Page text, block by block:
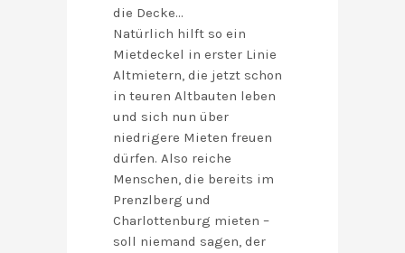
die Decke…
Natürlich hilft so ein
Mietdeckel in erster Linie
Altmietern, die jetzt schon
in teuren Altbauten leben
und sich nun über
niedrigere Mieten freuen
dürfen. Also reiche
Menschen, die bereits im
Prenzlberg und
Charlottenburg mieten –
soll niemand sagen, der